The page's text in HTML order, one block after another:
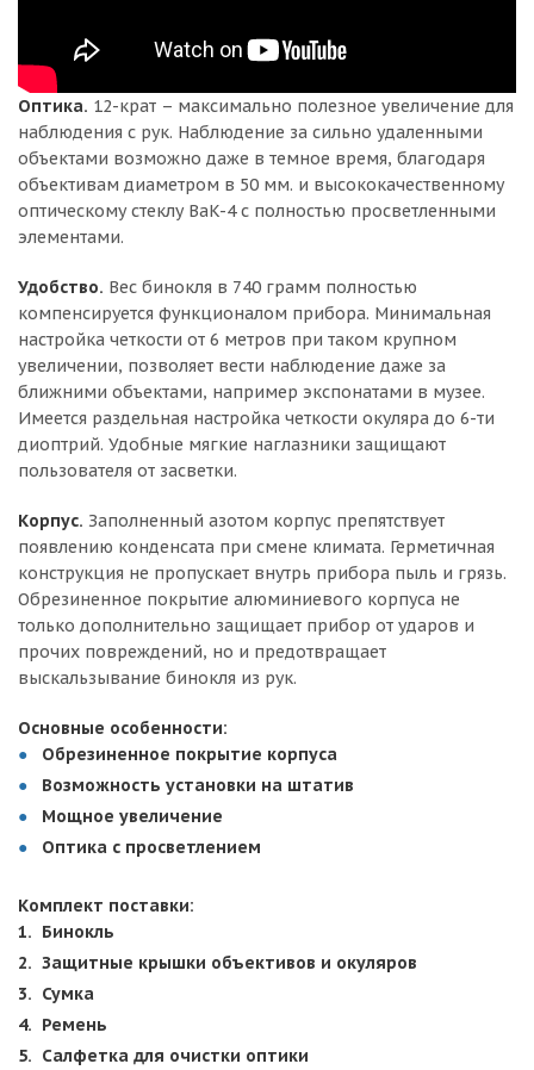
Оптика. 12-крат – максимально полезное увеличение для
наблюдения с рук. Наблюдение за сильно удаленными
объектами возможно даже в темное время, благодаря
объективам диаметром в 50 мм. и высококачественному
оптическому стеклу BaK-4 с полностью просветленными
элементами.
Удобство. Вес бинокля в 740 грамм полностью
компенсируется функционалом прибора. Минимальная
настройка четкости от 6 метров при таком крупном
увеличении, позволяет вести наблюдение даже за
ближними объектами, например экспонатами в музее.
Имеется раздельная настройка четкости окуляра до 6-ти
диоптрий. Удобные мягкие наглазники защищают
пользователя от засветки.
Корпус. Заполненный азотом корпус препятствует
появлению конденсата при смене климата. Герметичная
конструкция не пропускает внутрь прибора пыль и грязь.
Обрезиненное покрытие алюминиевого корпуса не
только дополнительно защищает прибор от ударов и
прочих повреждений, но и предотвращает
выскальзывание бинокля из рук.
Основные особенности:
Обрезиненное покрытие корпуса
Возможность установки на штатив
Мощное увеличение
Оптика с просветлением
Комплект поставки:
Бинокль
Защитные крышки объективов и окуляров
Сумка
Ремень
Салфетка для очистки оптики